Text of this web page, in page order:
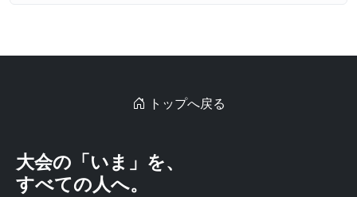
トップへ戻る
大会の「いま」を、
すべての人へ。